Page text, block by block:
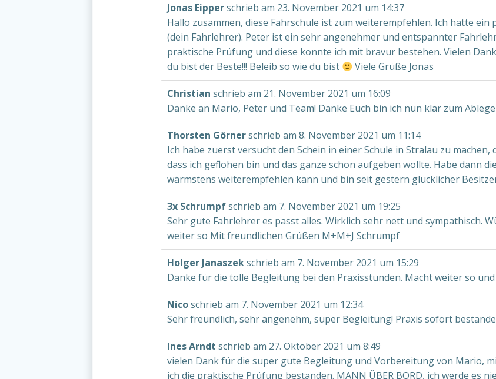
Jonas Eipperschrieb am 23. November 2021 um 14:37
Hallo zusammen, diese Fahrschule ist zum weiterempfehlen. Ich hatte
(dein Fahrlehrer). Peter ist ein sehr angenehmer und entspannter
praktische Prüfung und diese konnte ich mit bravur bestehen. Vielen
du bist der Beste!!! Beleib so wie du bist
Viele Grüße Jonas
Christianschrieb am 21. November 2021 um 16:09
Danke an Mario, Peter und Team! Danke Euch bin ich nun klar zum
Thorsten Görnerschrieb am 8. November 2021 um 11:14
Ich habe zuerst versucht den Schein in einer Schule in Stralau zu
dass ich geflohen bin und das ganze schon aufgeben wollte. Habe dann
wärmstens weiterempfehlen kann und bin seit gestern glücklicher
3x Schrumpfschrieb am 7. November 2021 um 19:25
Sehr gute Fahrlehrer es passt alles. Wirklich sehr nett und sympathisch.
weiter so Mit freundlichen Grüßen M+M+J Schrumpf
Holger Janaszekschrieb am 7. November 2021 um 15:29
Danke für die tolle Begleitung bei den Praxisstunden. Macht weiter so
Nicoschrieb am 7. November 2021 um 12:34
Sehr freundlich, sehr angenehm, super Begleitung! Praxis sofort
Ines Arndtschrieb am 27. Oktober 2021 um 8:49
vielen Dank für die super gute Begleitung und Vorbereitung von Mario,
ich die praktische Prüfung bestanden. MANN ÜBER BORD, ich werde es